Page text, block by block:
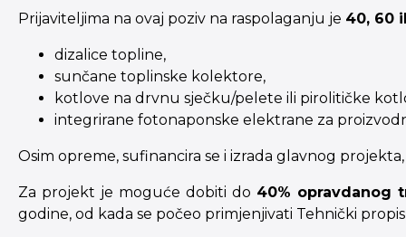
Prijaviteljima na ovaj poziv na raspolaganju je 40, 60
dizalice topline,
sunčane toplinske kolektore,
kotlove na drvnu sječku/pelete ili pirolitičke
integrirane fotonaponske elektrane za
Osim opreme, sufinancira se i izrada glavnog
Za projekt je moguće dobiti do 40% opravdanog
godine, od kada se počeo primjenjivati Tehnički